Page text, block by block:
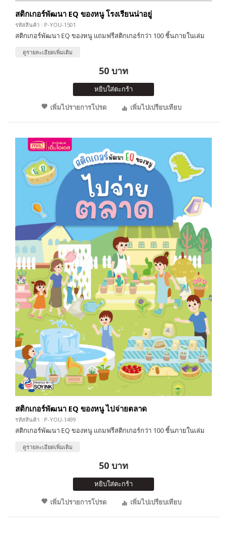
สติกเกอร์พัฒนา EQ ของหนู โรงเรียนน่าอยู่
รหัสสินค้า : P-YOU-1501
สติกเกอร์พัฒนา EQ ของหนู แถมฟรีสติกเกอร์กว่า 100 ชิ้นภายในเล่ม
ดูรายละเอียดเพิ่มเติม
50 บาท
หยิบใส่ตะกร้า
เพิ่มไปรายการโปรด
เพิ่มไปเปรียบเทียบ
สติกเกอร์พัฒนา EQ ของหนู ไปจ่ายตลาด
รหัสสินค้า : P-YOU-1499
สติกเกอร์พัฒนา EQ ของหนู แถมฟรีสติกเกอร์กว่า 100 ชิ้นภายในเล่ม
ดูรายละเอียดเพิ่มเติม
50 บาท
หยิบใส่ตะกร้า
เพิ่มไปรายการโปรด
เพิ่มไปเปรียบเทียบ